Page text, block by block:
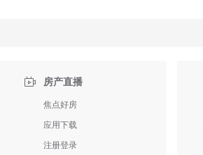
 房产直播
焦点好房
应用下载
注册登录